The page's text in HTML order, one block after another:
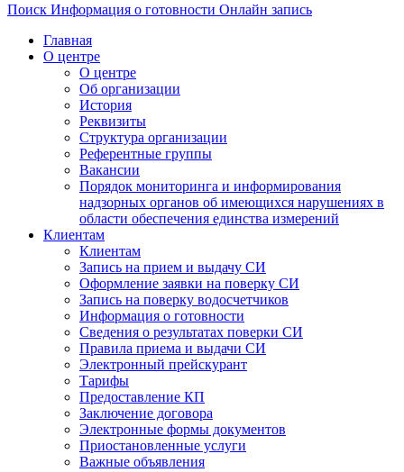
Поиск Информация о готовности Онлайн запись
Главная
О центре
О центре
Об организации
История
Реквизиты
Структура организации
Референтные группы
Вакансии
Порядок мониторинга и информирования
надзорных органов об имеющихся нарушениях в
области обеспечения единства измерений
Клиентам
Клиентам
Запись на прием и выдачу СИ
Оформление заявки на поверку СИ
Запись на поверку водосчетчиков
Информация о готовности
Сведения о результатах поверки СИ
Правила приема и выдачи СИ
Электронный прейскурант
Тарифы
Предоставление КП
Заключение договора
Электронные формы документов
Приостановленные услуги
Важные объявления